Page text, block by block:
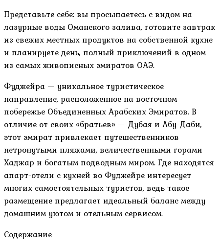
Представьте себе: вы просыпаетесь с видом на
лазурные воды Оманского залива, готовите завтрак
из свежих местных продуктов на собственной кухне
и планируете день, полный приключений в одном
из самых живописных эмиратов ОАЭ.
Фуджейра — уникальное туристическое
направление, расположенное на восточном
побережье Объединенных Арабских Эмиратов. В
отличие от своих «братьев» — Дубая и Абу-Даби,
этот эмират привлекает путешественников
нетронутыми пляжами, величественными горами
Хаджар и богатым подводным миром. Где находятся
апарт-отели с кухней во Фуджейре интересует
многих самостоятельных туристов, ведь такое
размещение предлагает идеальный баланс между
домашним уютом и отельным сервисом.
Содержание